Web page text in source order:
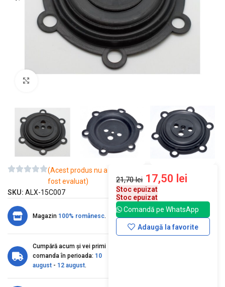
(Acest produs nu a
fost evaluat)
SKU: ALX-15C007
Magazin 100% românesc.
Cumpără acum și vei primi
comanda în perioada: 10
august - 12 august.
21,70lei 17,50 lei
Stoc epuizat
Stoc epuizat
Comandă pe WhatsApp
Adaugă la favorite